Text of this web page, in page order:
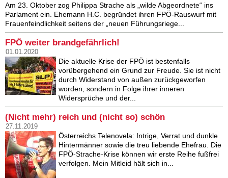
Am 23. Oktober zog Philippa Strache als „wilde Abgeordnete“ ins
Parlament ein. Ehemann H.C. begründet ihren FPÖ-Rauswurf mit
Frauenfeindlichkeit seitens der „neuen Führungsriege...
FPÖ weiter brandgefährlich!
01.01.2020
Die aktuelle Krise der FPÖ ist bestenfalls
vorübergehend ein Grund zur Freude. Sie ist nicht
durch Widerstand von außen zurückgeworfen
worden, sondern in Folge ihrer inneren
Widersprüche und der...
(Nicht mehr) reich und (nicht so) schön
27.11.2019
Österreichs Telenovela: Intrige, Verrat und dunkle
Hintermänner sowie die treu liebende Ehefrau. Die
FPÖ-Strache-Krise können wir erste Reihe fußfrei
verfolgen. Mein Mitleid hält sich in...